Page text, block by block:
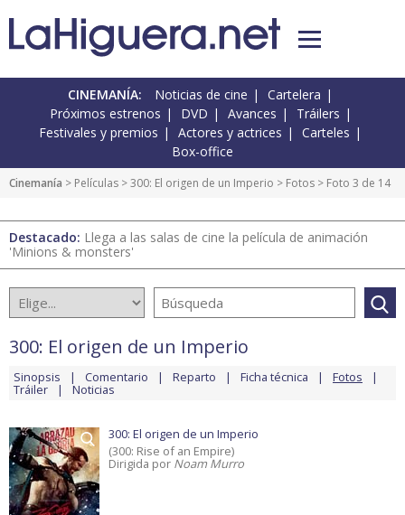
CINEMANÍA: Noticias de cine
Cartelera
Próximos estrenos
DVD Avances
Tráilers
Festivales y premios
Actores y actrices
Carteles
Box-office
Cinemanía > Películas >300: El origen de un Imperio > Fotos > Foto 3 de 14
Destacado: Llega a las salas de cine la película de animación
'Minions & monsters'
300: El origen de un Imperio
Sinopsis Comentario Reparto Ficha técnica Fotos
Tráiler Noticias
300: El origen de un Imperio
(300: Rise of an Empire)
Dirigida por Noam Murro